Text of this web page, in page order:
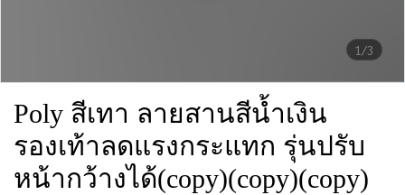
1/3
Poly สีเทา ลายสานสีน้ำเงิน
รองเท้าลดแรงกระแทก รุ่นปรับ
หน้ากว้างได้(copy)(copy)(copy)